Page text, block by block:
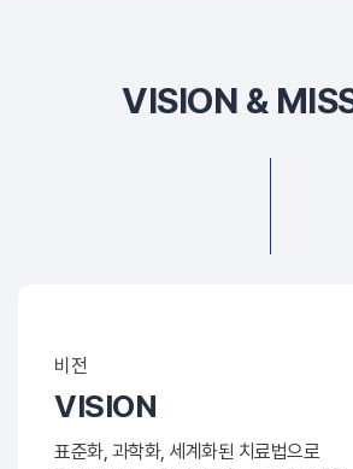
#추나요법
VISION &
비전
VISION
표준화, 과학화, 세계화된 치료법으로